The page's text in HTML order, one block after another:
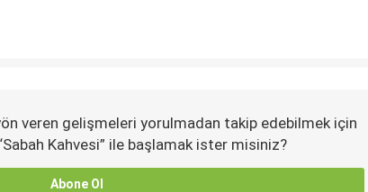
veren gelişmeleri yorulmadan takip edebilmek için
Kahvesi” ile başlamak ister misiniz?
Abone Ol